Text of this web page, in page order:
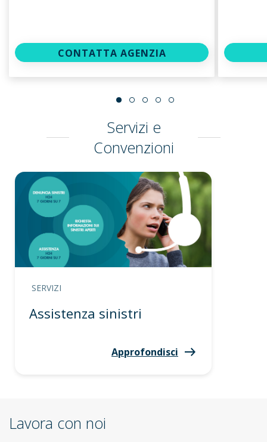
CONTATTA AGENZIA
Servizi e
Convenzioni
SERVIZI
Assistenza sinistri
Approfondisci
Lavora con noi